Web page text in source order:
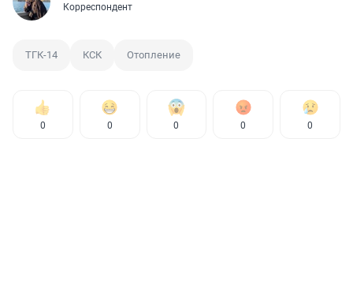
Корреспондент
ТГК-14 КСК Отопление
0 0 0 0 0